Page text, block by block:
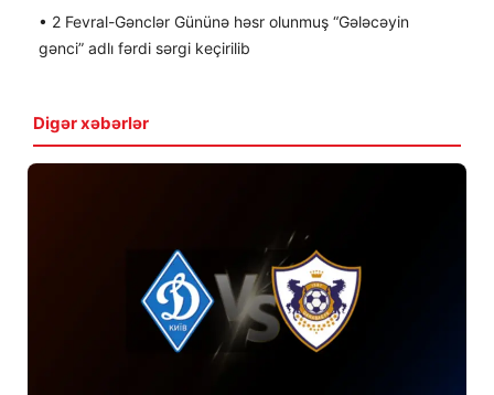
• 2 Fevral-Gənclər Gününə həsr olunmuş “Gələcəyin
gənci” adlı fərdi sərgi keçirilib
Digər xəbərlər